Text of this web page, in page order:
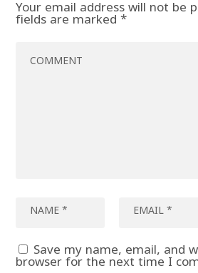
Your email address will not be
fields are marked*
Save my name, email, and
browser for the next time I